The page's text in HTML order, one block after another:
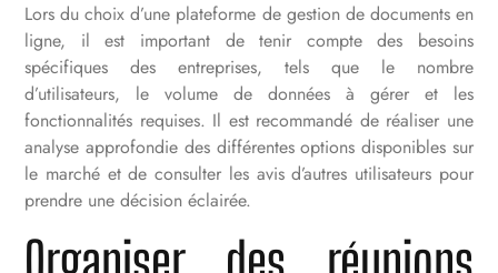
Lors du choix d’une plateforme de gestion de documents en
ligne, il est important de tenir compte des besoins
spécifiques des entreprises, tels que le nombre
d’utilisateurs, le volume de données à gérer et les
fonctionnalités requises. Il est recommandé de réaliser une
analyse approfondie des différentes options disponibles sur
le marché et de consulter les avis d’autres utilisateurs pour
prendre une décision éclairée.